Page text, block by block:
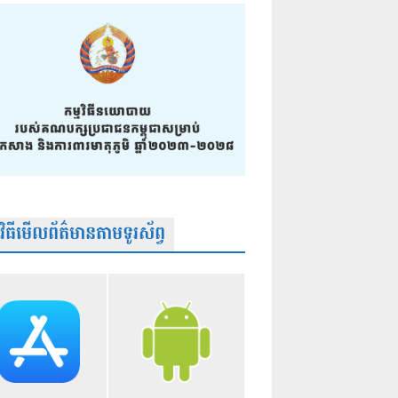
ធីមើលព័ត៌មានតាមទូរស័ព្វ